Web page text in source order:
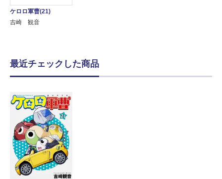
ケロロ軍曹(21)
吉崎 観音
最近チェックした商品